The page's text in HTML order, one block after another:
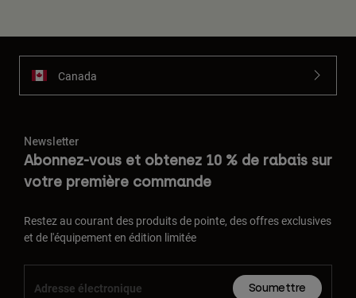
Canada
Newsletter
Abonnez-vous et obtenez 10 % de rabais sur
votre première commande
Restez au courant des produits de pointe, des offres exclusives
et de l'équipement en édition limitée
Soumettre